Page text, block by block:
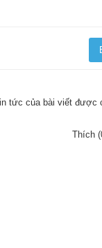
tức của bài viết được
Thích